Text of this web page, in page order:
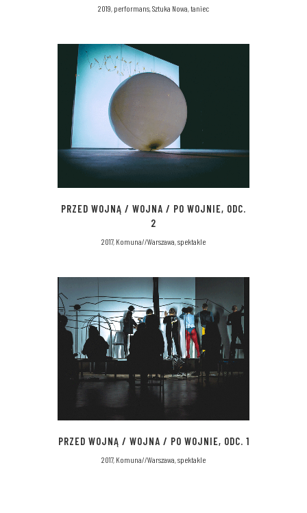
2019, performans, Sztuka Nowa, taniec
PRZED WOJNĄ / WOJNA / PO WOJNIE, ODC.
2
2017, Komuna//Warszawa, spektakle
PRZED WOJNĄ / WOJNA / PO WOJNIE, ODC. 1
2017, Komuna//Warszawa, spektakle